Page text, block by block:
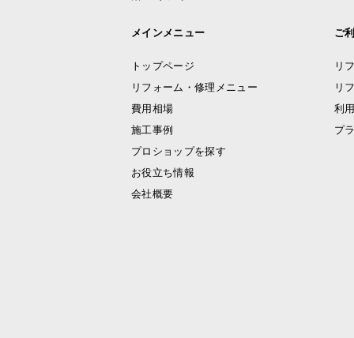
メインメニュー
トップページ
リフォーム・修理メニュー
費用相場
施工事例
プロショップを探す
お役立ち情報
会社概要
ご
リ
リ
利
プ